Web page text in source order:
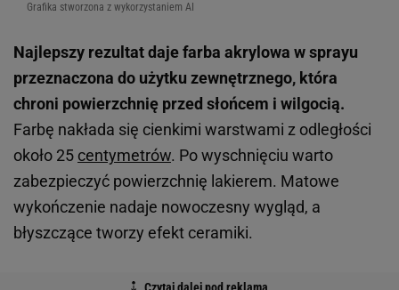
Grafika stworzona z wykorzystaniem AI
Najlepszy rezultat daje farba akrylowa w sprayu
przeznaczona do użytku zewnętrznego, która
chroni powierzchnię przed słońcem i wilgocią.
Farbę nakłada się cienkimi warstwami z odległości
około 25 centymetrów. Po wyschnięciu warto
zabezpieczyć powierzchnię lakierem. Matowe
wykończenie nadaje nowoczesny wygląd, a
błyszczące tworzy efekt ceramiki.